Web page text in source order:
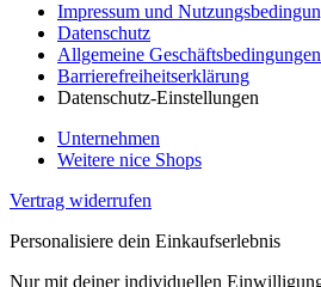
Impressum und
Datenschutz
Allgemeine
Barrierefreiheitserklärung
Datenschutz-Einstellungen
Unternehmen
Weitere nice Shops
Vertrag widerrufen
Personalisiere dein Einkaufserlebnis
Nur mit deiner individuellen